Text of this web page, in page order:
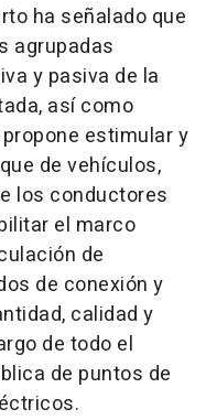
ha señalado que
agrupadas
y pasiva de la
así como
estimular y
de vehículos,
los conductores
el marco
de
de conexión y
calidad y
de todo el
de puntos de